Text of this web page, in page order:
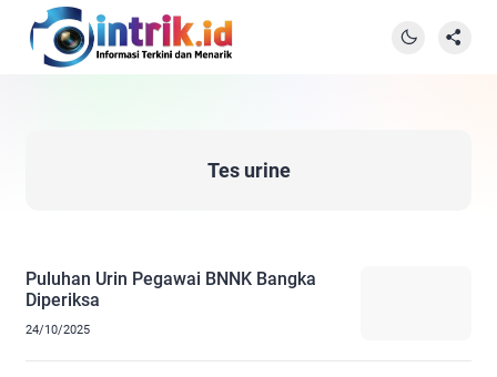
Tes urine
Puluhan Urin Pegawai BNNK Bangka
Diperiksa
24/10/2025